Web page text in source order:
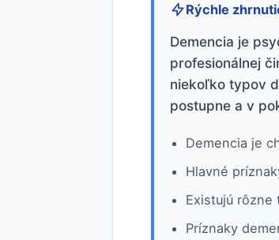
Rýchle
Demencia je
profesionálnej
niekoľko typov
postupne a v
Demencia je
Hlavné
Existujú rôzne
Príznaky